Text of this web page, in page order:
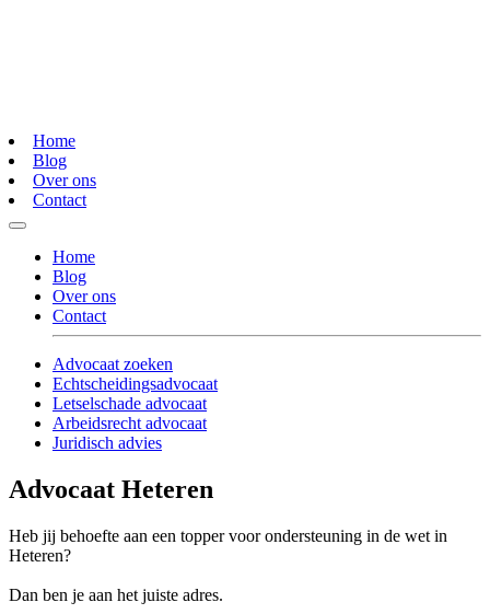
Home
Blog
Over ons
Contact
Home
Blog
Over ons
Contact
Advocaat zoeken
Echtscheidingsadvocaat
Letselschade advocaat
Arbeidsrecht advocaat
Juridisch advies
Advocaat Heteren
Heb jij behoefte aan een topper voor ondersteuning in de wet in
Heteren?
Dan ben je aan het juiste adres.